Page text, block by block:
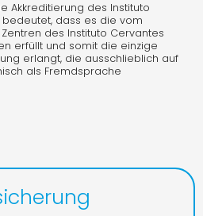
Akkreditierung des Instituto
dass es die vom
des Instituto Cervantes
erfüllt und somit die einzige
erlangt, die ausschlieblich auf
als Fremdsprache